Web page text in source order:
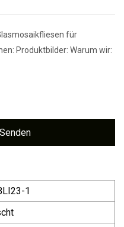
für
Produktbilder: Warum wir:
1